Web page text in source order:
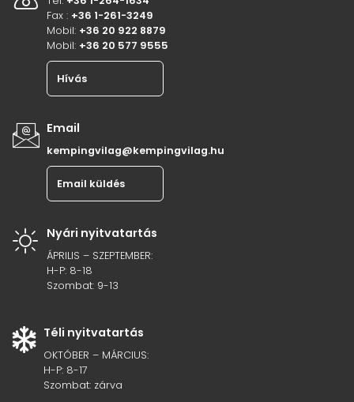
Fax : +36 1-261-3249
Mobil: +36 20 922 8879
Mobil: +36 20 577 9555
Hívás
Email
kempingvilag@kempingvilag.hu
Email küldés
Nyári nyitvatartás
ÁPRILIS – SZEPTEMBER:
H-P: 8-18
Szombat: 9-13
Téli nyitvatartás
OKTÓBER – MÁRCIUS:
H-P: 8-17
Szombat: zárva